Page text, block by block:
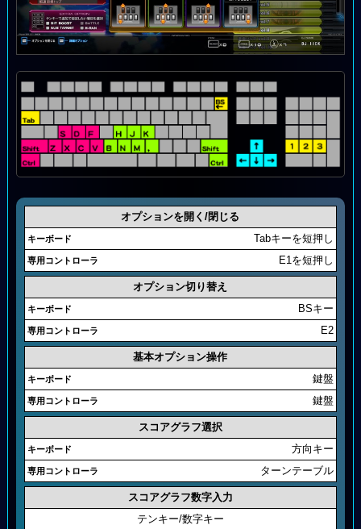
オプションを開く/閉じる
Tabキーを短押し
E1を短押し
オプション切り替え
BSキー
E2
基本オプション操作
鍵盤
鍵盤
スコアグラフ選択
方向キー
ターンテーブル
スコアグラフ数字入力
テンキー/数字キー